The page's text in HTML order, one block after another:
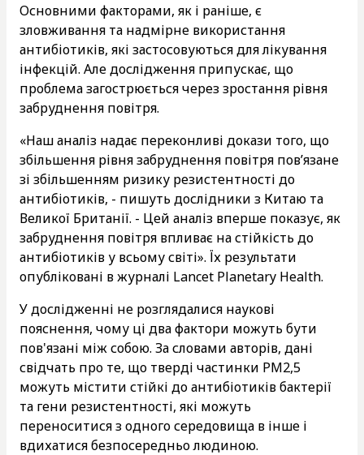
Основними факторами, як і раніше, є
зловживання та надмірне використання
антибіотиків, які застосовуються для лікування
інфекцій. Але дослідження припускає, що
проблема загострюється через зростання рівня
забруднення повітря.
«Наш аналіз надає переконливі докази того, що
збільшення рівня забруднення повітря пов’язане
зі збільшенням ризику резистентності до
антибіотиків, - пишуть дослідники з Китаю та
Великої Британії. - Цей аналіз вперше показує, як
забруднення повітря впливає на стійкість до
антибіотиків у всьому світі». Їх результати
опубліковані в журналі Lancet Planetary Health.
У дослідженні не розглядалися наукові
пояснення, чому ці два фактори можуть бути
пов'язані між собою. За словами авторів, дані
свідчать про те, що тверді частинки PM2,5
можуть містити стійкі до антибіотиків бактерії
та гени резистентності, які можуть
переноситися з одного середовища в інше і
вдихатися безпосередньо людиною.